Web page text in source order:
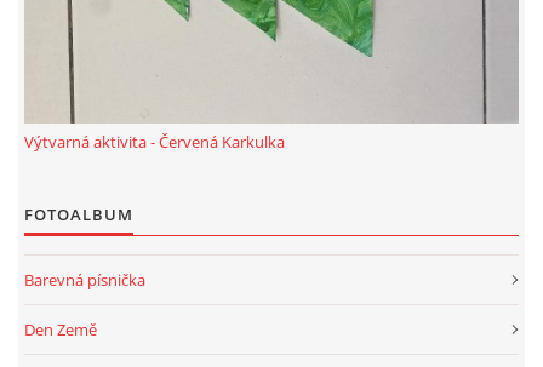
KALENDÁŘ PRO DĚTI
STÁTNÍ SVÁTKY
HALLOWEEN
Výtvarná aktivita - Červená Karkulka
FOTOALBUM
Barevná písnička
Den Země